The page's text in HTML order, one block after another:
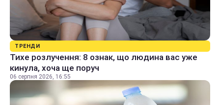
ТРЕНДИ
Тихе розлучення: 8 ознак, що людина вас уже
кинула, хоча ще поруч
06 серпня 2026, 16:55